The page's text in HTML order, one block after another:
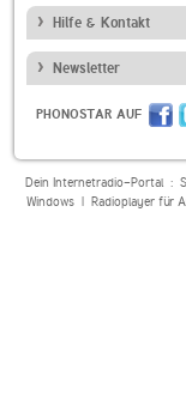
Hilfe & Kontakt
Newsletter
PHONOSTAR AUF
Dein Internetradio-Portal :
Windows| Radioplayer für